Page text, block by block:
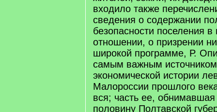
входило также
сведения о содержании
безопасности поселения
отношении, о призрении
широкой программе, Р.
самым важным
экономической истории
Малороссии прошлого
вся; часть ее,
половину Полтавской